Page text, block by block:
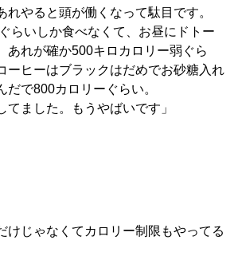
れやると頭が働くなって駄目です。
らいしか食べなくて、お昼にドトー
あれが確か500キロカロリー弱ぐら
ーヒーはブラックはだめでお砂糖入れ
だで800カロリーぐらい。
てました。もうやばいです」
けじゃなくてカロリー制限もやってる